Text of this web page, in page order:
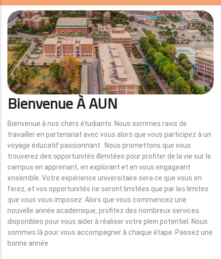
Bienvenue À AUN
Bienvenue à nos chers étudiants. Nous sommes ravis de
travailler en partenariat avec vous alors que vous participez à un
voyage éducatif passionnant . Nous promettons que vous
trouverez des opportunités illimitées pour profiter de la vie sur le
campus en apprenant, en explorant et en vous engageant
ensemble. Votre expérience universitaire sera ce que vous en
ferez, et vos opportunités ne seront limitées que par les limites
que vous vous imposez. Alors que vous commencez une
nouvelle année académique, profitez des nombreux services
disponibles pour vous aider à réaliser votre plein potentiel. Nous
sommes là pour vous accompagner à chaque étape. Passez une
bonne année.